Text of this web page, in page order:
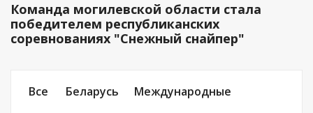
Команда могилевской области стала
победителем республиканских
соревнованиях "Снежный снайпер"
Все Беларусь Международные